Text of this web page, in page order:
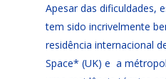
Apesar das dificuldades,
tem sido incrivelmente
residência internacional
Space* (UK) e a